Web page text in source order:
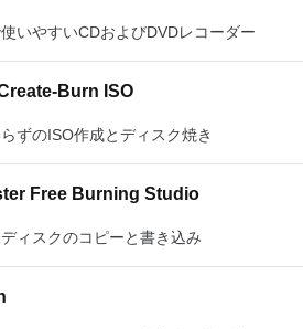
いやすいCDおよびDVDレコーダー
Burn ISO
ずのISO作成とディスク焼き
Free Burning Studio
ィスクのコピーと書き込み